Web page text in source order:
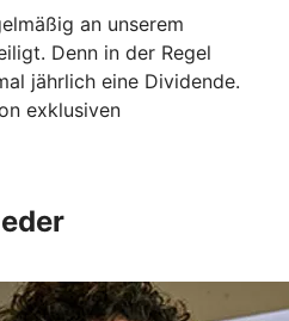
an unserem
Denn in der Regel
jährlich eine Dividende.
exklusiven